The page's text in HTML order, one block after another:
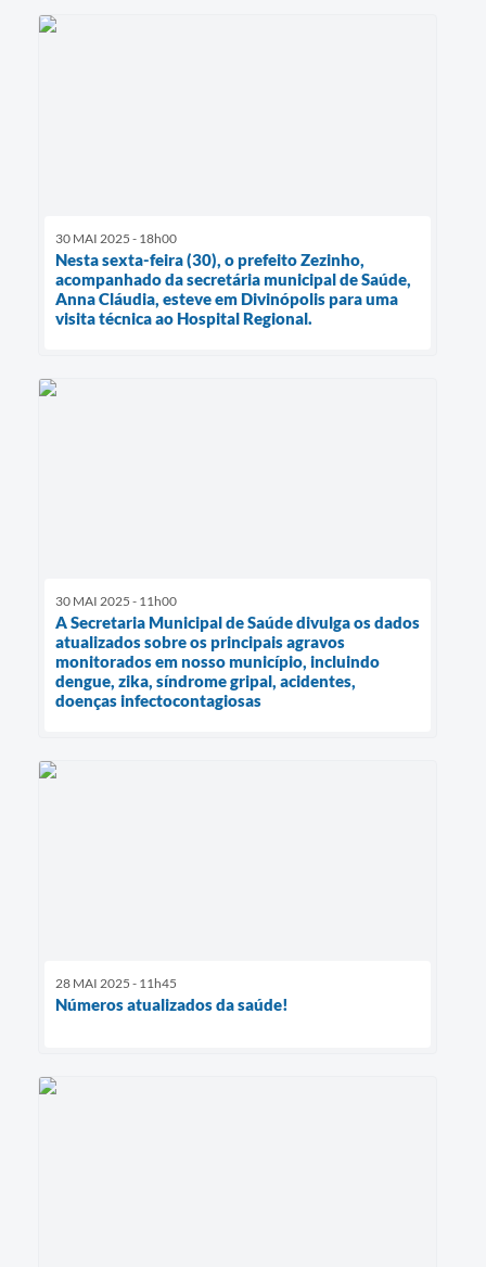
30 MAI 2025 - 18h00
Nesta sexta-feira (30), o prefeito Zezinho,
acompanhado da secretária municipal de Saúde,
Anna Cláudia, esteve em Divinópolis para uma
visita técnica ao Hospital Regional.
30 MAI 2025 - 11h00
A Secretaria Municipal de Saúde divulga os dados
atualizados sobre os principais agravos
monitorados em nosso município, incluindo
dengue, zika, síndrome gripal, acidentes,
doenças infectocontagiosas
28 MAI 2025 - 11h45
Números atualizados da saúde!